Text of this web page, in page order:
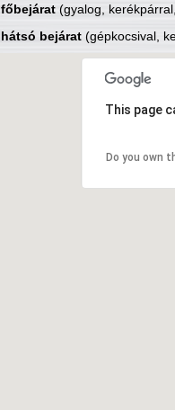
főbejárat(gyalog,
hátsó bejárat(gépkocsival,
This page
Do you own